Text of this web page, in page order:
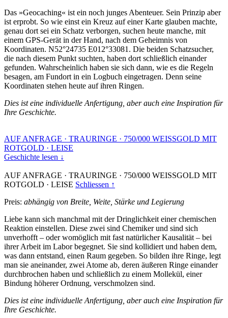
Das »Geocaching« ist ein noch junges Abenteuer. Sein Prinzip aber
ist erprobt. So wie einst ein Kreuz auf einer Karte glauben machte,
genau dort sei ein Schatz verborgen, suchen heute manche, mit
einem GPS-Gerät in der Hand, nach dem Geheimnis von
Koordinaten. N52°24735 E012°33081. Die beiden Schatzsucher,
die nach diesem Punkt suchten, haben dort schließlich einander
gefunden. Wahrscheinlich haben sie sich dann, wie es die Regeln
besagen, am Fundort in ein Logbuch eingetragen. Denn seine
Koordinaten stehen heute auf ihren Ringen.
Dies ist eine individuelle Anfertigung, aber auch eine Inspiration für
Ihre Geschichte.
AUF ANFRAGE · TRAURINGE · 750/000 WEISSGOLD MIT
ROTGOLD · LEISE
Geschichte lesen ↓
AUF ANFRAGE · TRAURINGE · 750/000 WEISSGOLD MIT
ROTGOLD · LEISE Schliessen ↑
Preis: abhängig von Breite, Weite, Stärke und Legierung
Liebe kann sich manchmal mit der Dringlichkeit einer chemischen
Reaktion einstellen. Diese zwei sind Chemiker und sind sich
unverhofft – oder womöglich mit fast natürlicher Kausalität – bei
ihrer Arbeit im Labor begegnet. Sie sind kollidiert und haben dem,
was dann entstand, einen Raum gegeben. So bilden ihre Ringe, legt
man sie aneinander, zwei Atome ab, deren äußeren Ringe einander
durchbrochen haben und schließlich zu einem Mollekül, einer
Bindung höherer Ordnung, verschmolzen sind.
Dies ist eine individuelle Anfertigung, aber auch eine Inspiration für
Ihre Geschichte.